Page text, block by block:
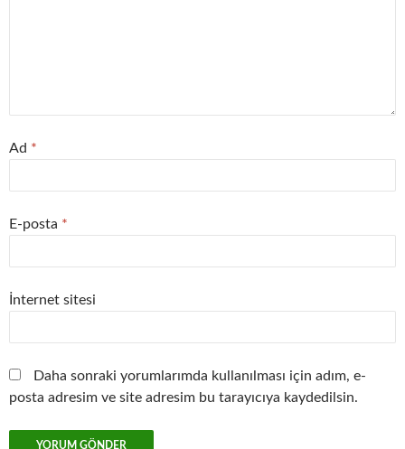
Ad *
E-posta *
İnternet sitesi
Daha sonraki yorumlarımda kullanılması için adım, e-
posta adresim ve site adresim bu tarayıcıya kaydedilsin.